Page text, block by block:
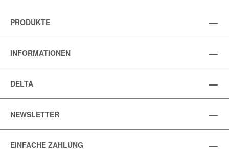
PRODUKTE
INFORMATIONEN
DELTA
NEWSLETTER
EINFACHE ZAHLUNG